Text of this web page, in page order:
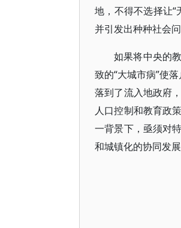
地，不得不选择让“
并引发出种种社会问
如果将中央的
致的“大城市病”使
落到了流入地政府
人口控制和教育政
一背景下，亟须对
和城镇化的协同发展